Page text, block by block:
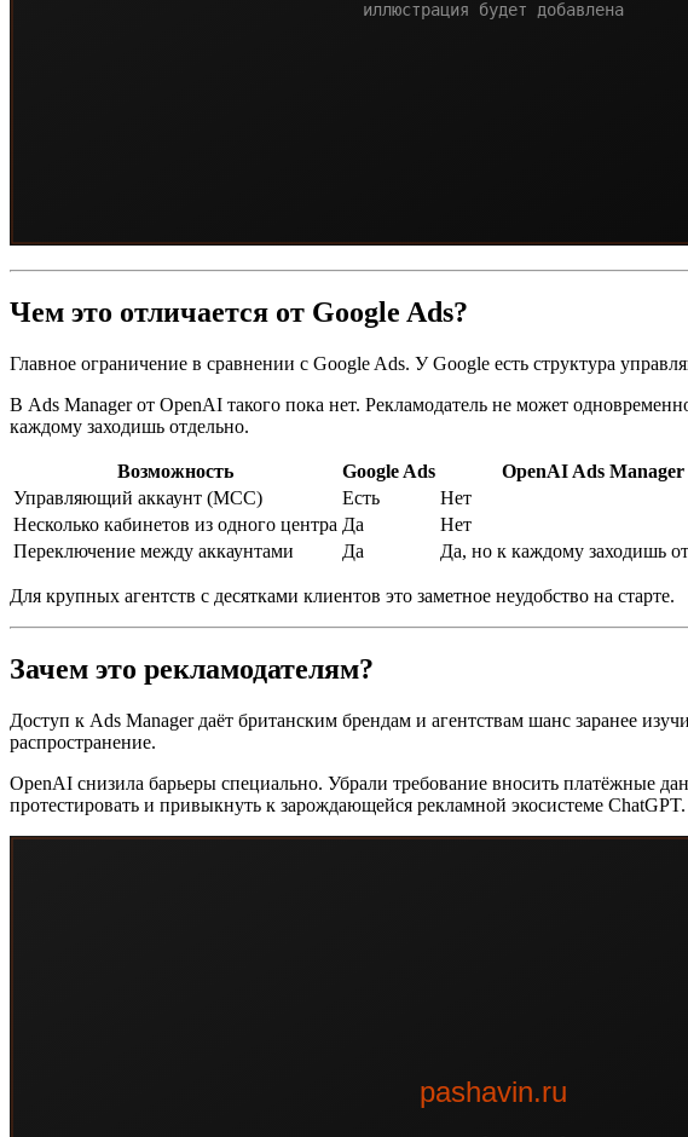
Чем это отличается от Google Ads?
Главное ограничение в сравнении с Google Ads. У Google есть структура
В Ads Manager от OpenAI такого пока нет. Рекламодатель не может
каждому заходишь отдельно.
Возможность Google Ads
OpenAI Ads Manager
Управляющий аккаунт (MCC)
Есть
Нет
Несколько кабинетов из одного центра Да
Нет
Переключение между аккаунтами
Да Да, но к каждому заходишь
Для крупных агентств с десятками клиентов это заметное неудобство на старте.
Зачем это рекламодателям?
Доступ к Ads Manager даёт британским брендам и агентствам шанс заранее
распространение.
OpenAI снизила барьеры специально. Убрали требование вносить платёжные
протестировать и привыкнуть к зарождающейся рекламной экосистеме ChatGPT.